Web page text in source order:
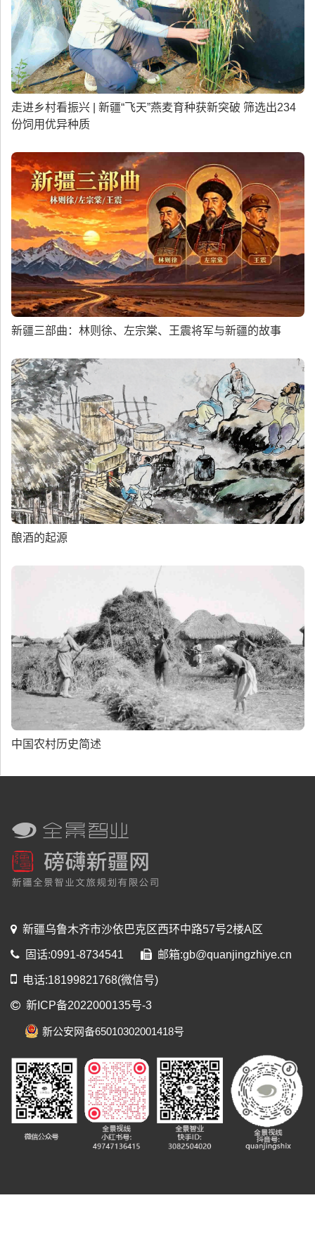
走进乡村看振兴 | 新疆“飞天”燕麦育种获新突破 筛选出234
份饲用优异种质
新疆三部曲：林则徐、左宗棠、王震将军与新疆的故事
酿酒的起源
中国农村历史简述
新疆乌鲁木齐市沙依巴克区西环中路57号2楼A区
固话:0991-8734541 邮箱:gb@quanjingzhiye.cn
电话:18199821768(微信号)
新ICP备2022000135号-3
新公安网备65010302001418号